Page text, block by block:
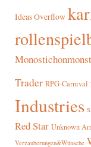
Ideas Overflow
Trader RPG-Carnival
Industries
Red Star Unknown
Verzauberungen&Wünsche